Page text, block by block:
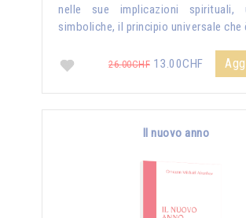
nelle sue implicazioni spirituali,
simboliche, il principio universale che
26.00CHF 13.00CHF
Il nuovo anno